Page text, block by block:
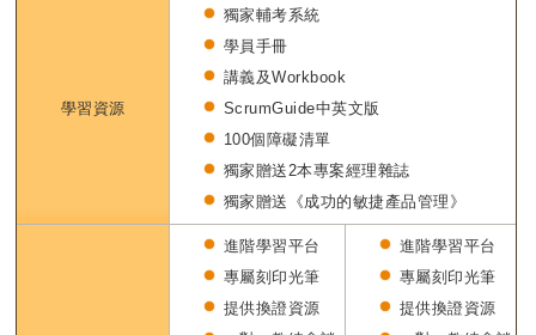
學習資源
獨家輔考系統
學員手冊
講義及Workbook
ScrumGuide中英文版
100個障礙清單
獨家贈送2本專案經理雜誌
獨家贈送《成功的敏捷產品管理》
進階學習平台
專屬刻印光筆
提供換證資源
進階學習平台
專屬刻印光筆
提供換證資源